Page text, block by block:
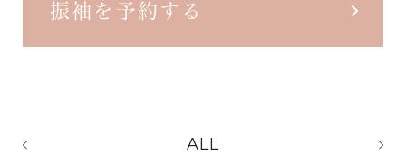
振袖を予約する
ALL